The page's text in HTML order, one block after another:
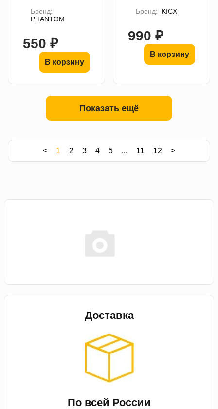
Бренд:
PHANTOM
550 ₽
В корзину
Бренд: KICX
990 ₽
В корзину
Показать ещё
< 1 2 3 4 5 ... 11 12 >
Доставка
По всей России